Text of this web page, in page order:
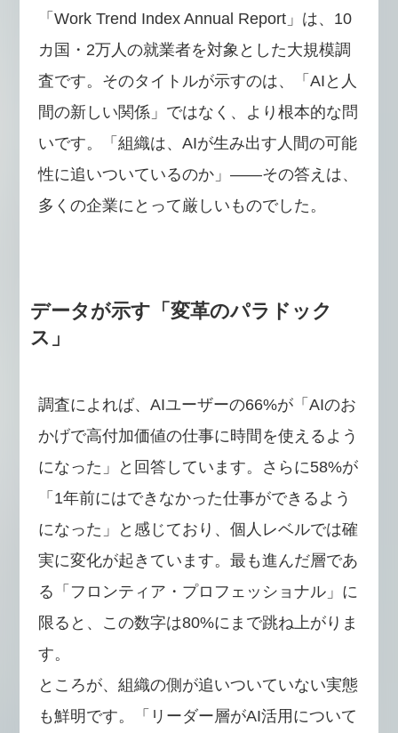
「Work Trend Index Annual Report」は、10
カ国・2万人の就業者を対象とした大規模調
査です。そのタイトルが示すのは、「AIと人
間の新しい関係」ではなく、より根本的な問
いです。「組織は、AIが生み出す人間の可能
性に追いついているのか」――その答えは、
多くの企業にとって厳しいものでした。
データが示す「変革のパラドック
ス」
調査によれば、AIユーザーの66%が「AIのお
かげで高付加価値の仕事に時間を使えるよう
になった」と回答しています。さらに58%が
「1年前にはできなかった仕事ができるよう
になった」と感じており、個人レベルでは確
実に変化が起きています。最も進んだ層であ
る「フロンティア・プロフェッショナル」に
限ると、この数字は80%にまで跳ね上がりま
す。
ところが、組織の側が追いついていない実態
も鮮明です。「リーダー層がAI活用について